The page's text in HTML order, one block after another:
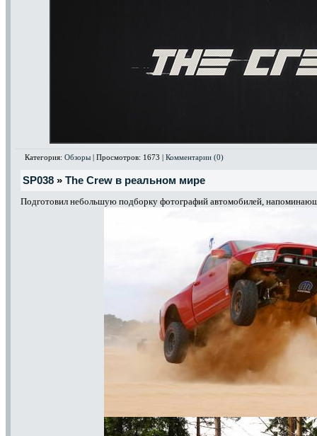
Категория: Обзоры | Просмотров: 1673 | Комментарии (0)
SP038 » The Crew в реальном мире
Подготовил небольшую подборку фотографий автомобилей,